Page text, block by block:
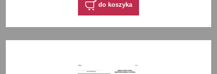
do koszyka